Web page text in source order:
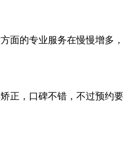
面的专业服务在慢慢增多
正，口碑不错，不过预约